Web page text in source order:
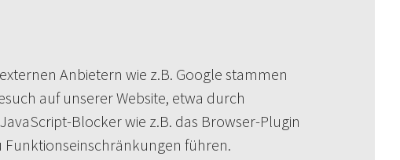
Anbietern wie z.B. Google stammen
auf unserer Website, etwa durch
Blocker wie z.B. das Browser-Plugin
Funktionseinschränkungen führen.